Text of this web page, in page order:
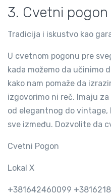
3. Cvetni pogon
Tradicija i iskustvo kao
U cvetnom pogonu pre
kada možemo da učinimo
kako nam pomaže da
izgovorimo ni reč. Imaju
od elegantnog do vintage,
sve između. Dozvolite da
Cvetni Pogon
Lokal X
+381642460099